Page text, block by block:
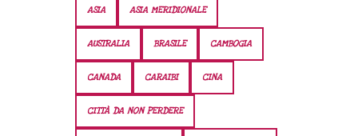
ASIA ASIA MERIDIONALE
AUSTRALIA BRASILE CAMBOGIA
CANADA CARAIBI CINA
CITTÀ DA NON PERDERE